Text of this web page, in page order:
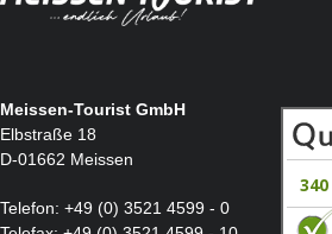
Meissen-Tourist GmbH
Elbstraße 18
D-01662 Meissen
Telefon: +49 (0) 3521 4599 - 0